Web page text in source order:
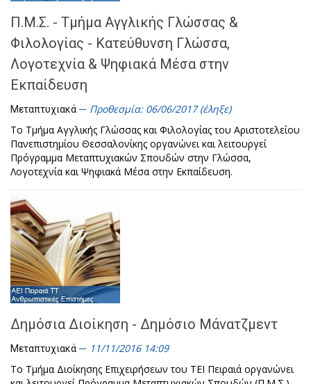
Π.Μ.Σ. - Τμήμα Αγγλικής Γλώσσας &
Φιλολογίας - Κατεύθυνση Γλώσσα,
Λογοτεχνία & Ψηφιακά Μέσα στην
Εκπαίδευση
Μεταπτυχιακά
Προθεσμία: 06/06/2017 (έληξε)
Το Τμήμα Αγγλικής Γλώσσας και Φιλολογίας του Αριστοτελείου
Πανεπιστημίου Θεσσαλονίκης οργανώνει και λειτουργεί
Πρόγραμμα Μεταπτυχιακών Σπουδών στην Γλώσσα,
Λογοτεχνία και Ψηφιακά Μέσα στην Εκπαίδευση.
Δημόσια Διοίκηση - Δημόσιο Μάνατζμεντ
Μεταπτυχιακά
11/11/2016 14:09
Το Τμήμα Διοίκησης Επιχειρήσεων του ΤΕΙ Πειραιά οργανώνει